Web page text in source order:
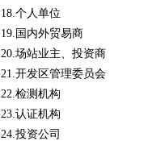
18.个人单位
19.国内外贸易商
20.场站业主、投资商
21.开发区管理委员会
22.检测机构
23.认证机构
24.投资公司